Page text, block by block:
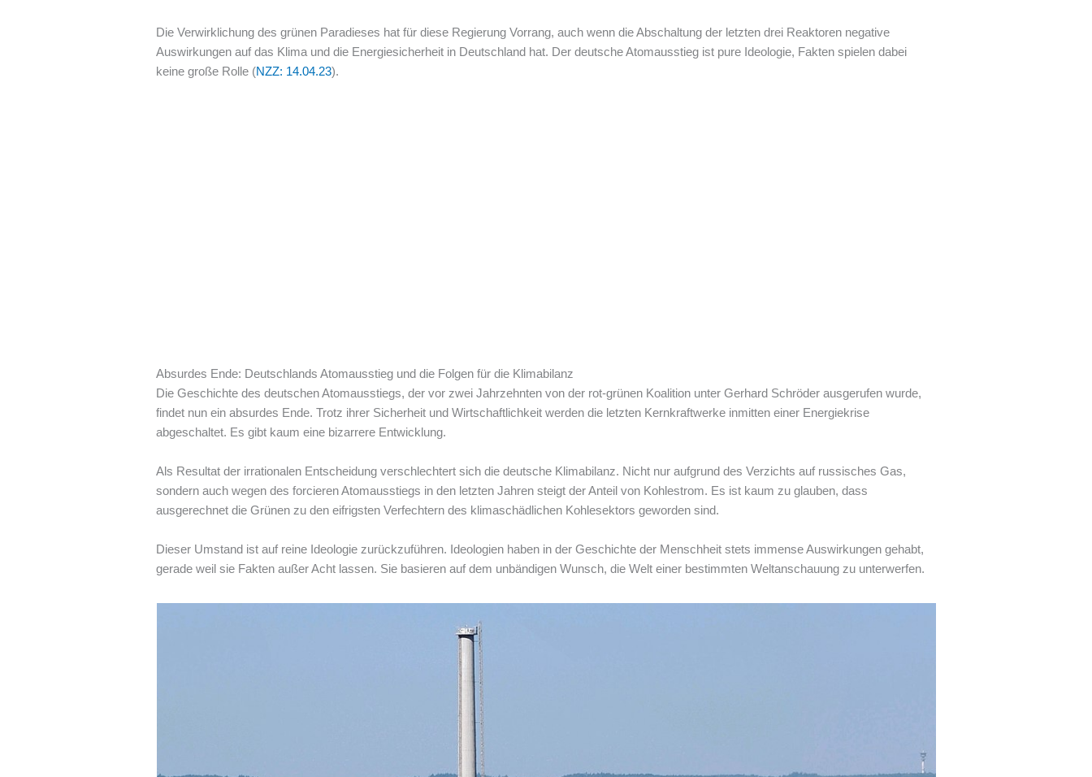
Die Verwirklichung des grünen Paradieses hat für diese Regierung Vorrang, auch wenn die Abschaltung der letzten drei Reaktoren negative
Auswirkungen auf das Klima und die Energiesicherheit in Deutschland hat. Der deutsche Atomausstieg ist pure Ideologie, Fakten spielen dabei
keine große Rolle (NZZ: 14.04.23).
Absurdes Ende: Deutschlands Atomausstieg und die Folgen für die Klimabilanz
Die Geschichte des deutschen Atomausstiegs, der vor zwei Jahrzehnten von der rot-grünen Koalition unter Gerhard Schröder ausgerufen wurde,
findet nun ein absurdes Ende. Trotz ihrer Sicherheit und Wirtschaftlichkeit werden die letzten Kernkraftwerke inmitten einer Energiekrise
abgeschaltet. Es gibt kaum eine bizarrere Entwicklung.
Als Resultat der irrationalen Entscheidung verschlechtert sich die deutsche Klimabilanz. Nicht nur aufgrund des Verzichts auf russisches Gas,
sondern auch wegen des forcieren Atomausstiegs in den letzten Jahren steigt der Anteil von Kohlestrom. Es ist kaum zu glauben, dass
ausgerechnet die Grünen zu den eifrigsten Verfechtern des klimaschädlichen Kohlesektors geworden sind.
Dieser Umstand ist auf reine Ideologie zurückzuführen. Ideologien haben in der Geschichte der Menschheit stets immense Auswirkungen gehabt,
gerade weil sie Fakten außer Acht lassen. Sie basieren auf dem unbändigen Wunsch, die Welt einer bestimmten Weltanschauung zu unterwerfen.